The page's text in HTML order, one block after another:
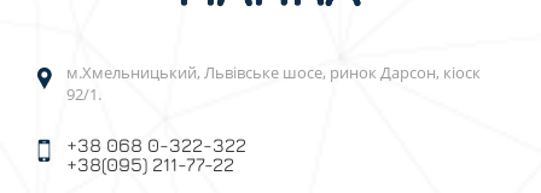
м.Хмельницький, Львівське шосе, ринок Дарсон, кіоск
92/1.
+38 068 0-322-322
+38(095) 211-77-22